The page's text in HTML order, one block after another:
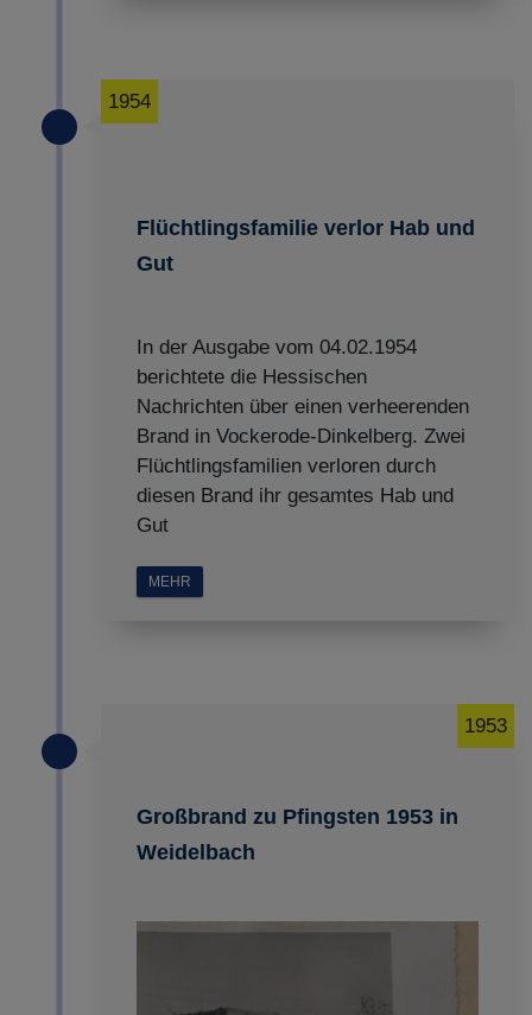
Flüchtlingsfamilie verlor Hab und
Gut
1954
In der Ausgabe vom 04.02.1954
berichtete die Hessischen
Nachrichten über einen verheerenden
Brand in Vockerode-Dinkelberg. Zwei
Flüchtlingsfamilien verloren durch
diesen Brand ihr gesamtes Hab und
Gut
MEHR
Großbrand zu Pfingsten 1953 in
Weidelbach
1953